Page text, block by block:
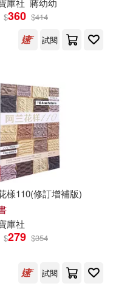
(4)
克里
庫社 蔣幼幼
$360 $414
試閱
樣110(修訂增補版)
庫社
$279 $354
試閱